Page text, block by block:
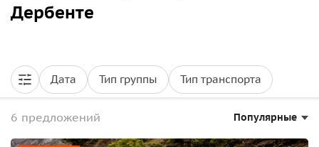
Дербенте
Дата Тип группы Тип транспорта
6 предложений Популярные